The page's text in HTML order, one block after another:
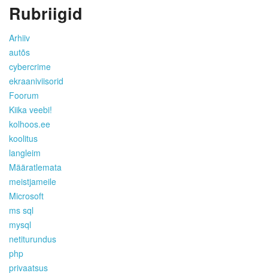
Rubriigid
Arhiiv
autõs
cybercrime
ekraaniviisorid
Foorum
Kiika veebi!
kolhoos.ee
koolitus
langleim
Määratlemata
meistjameile
Microsoft
ms sql
mysql
netiturundus
php
privaatsus